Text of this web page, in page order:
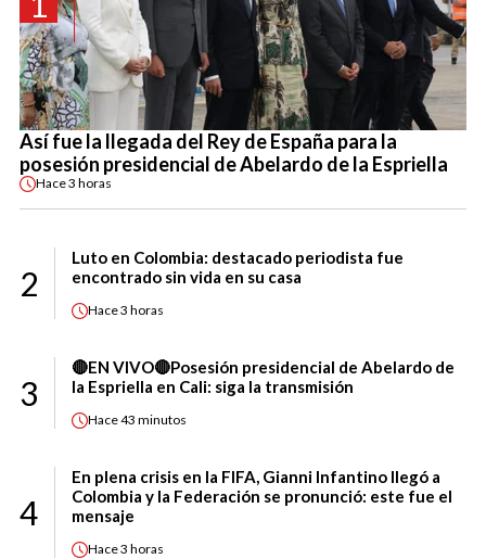
Así fue la llegada del Rey de España para la
posesión presidencial de Abelardo de la Espriella
Hace3 horas
2
Luto en Colombia: destacado periodista fue
encontrado sin vida en su casa
Hace3 horas
3
🔴EN VIVO🔴Posesión presidencial de Abelardo de
la Espriella en Cali: siga la transmisión
Hace43 minutos
4
En plena crisis en la FIFA, Gianni Infantino llegó a
Colombia y la Federación se pronunció: este fue el
mensaje
Hace3 horas